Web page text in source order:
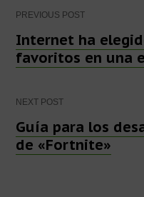
k
Post
PREVIOUS POST
Internet ha
favoritos en una
NEXT POST
Guía para los
de «Fortnite»